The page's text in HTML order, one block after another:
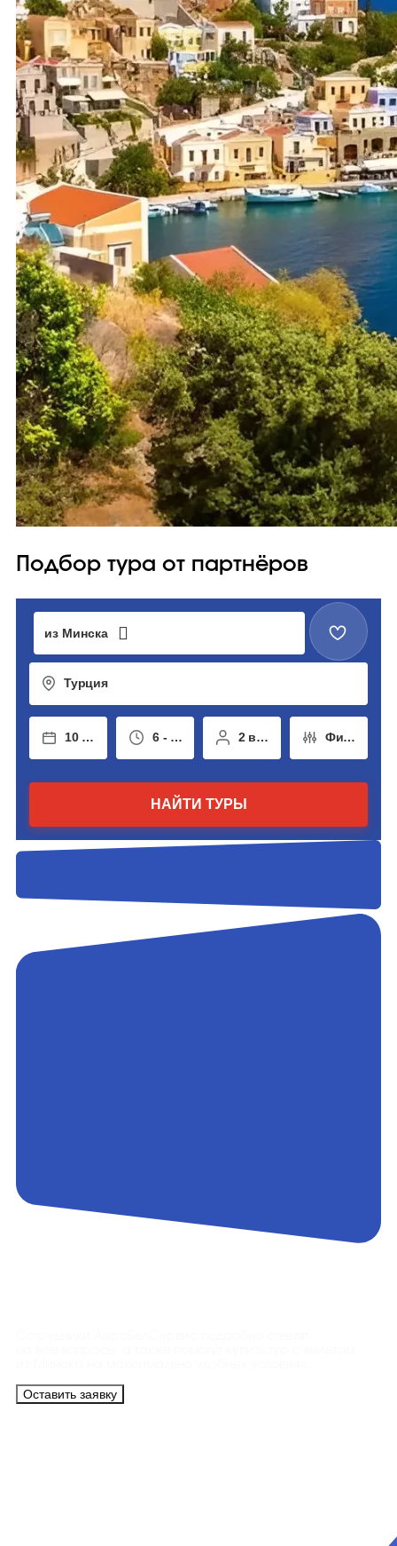
Подбор тура от партнёров
из Минска
Турция
10 авг - 19 авг 6 - 14 ночей 2 взрослых Фильтры
НАЙТИ ТУРЫ
Оставить заявку